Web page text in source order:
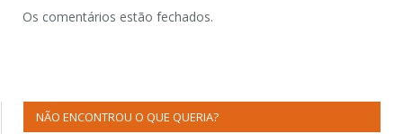
Os comentários estão fechados.
NÃO ENCONTROU O QUE QUERIA?